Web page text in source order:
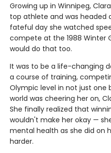
Growing up in Winnipeg,
top athlete and was headed
fateful day she watched
compete at the 1988 Winter
would do that too.
It was to be a life-changing
a course of training,
Olympic level in not just one
world was cheering her on,
She finally realized that
wouldn't make her okay —
mental health as she did on
harder.